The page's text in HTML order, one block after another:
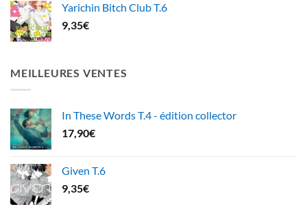
Yarichin Bitch Club T.6
9,35€
MEILLEURES VENTES
In These Words T.4 - édition collector
17,90€
Given T.6
9,35€